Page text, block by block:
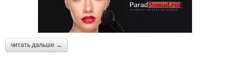
читать дальше →